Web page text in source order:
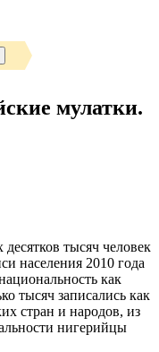
мулатки.
тысяч человек
населения 2010 года
как
тысяч записались как
стран и народов, из
нигерийцы